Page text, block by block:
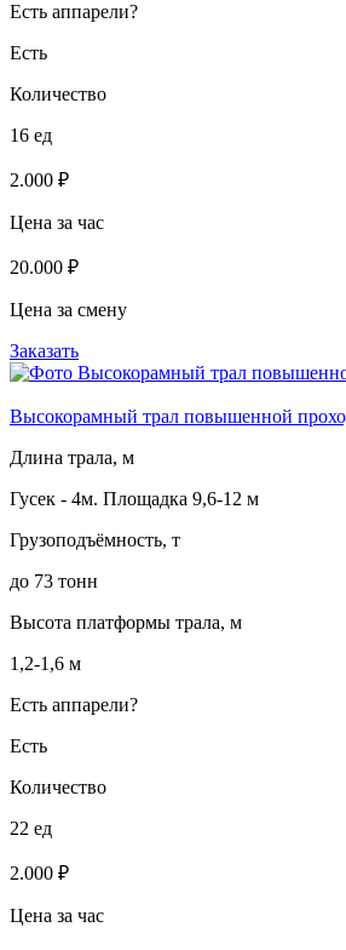
Есть аппарели?
Есть
Количество
16 ед
2.000 ₽
Цена за час
20.000 ₽
Цена за смену
Заказать
Высокорамный трал повышенной
Длина трала, м
Гусек - 4м. Площадка 9,6-12 м
Грузоподъёмность, т
до 73 тонн
Высота платформы трала, м
1,2-1,6 м
Есть аппарели?
Есть
Количество
22 ед
2.000 ₽
Цена за час